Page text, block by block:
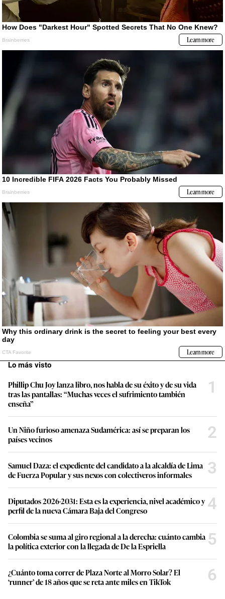
Lo más visto
Phillip Chu Joy lanza libro, nos habla de su éxito y de su vida
tras las pantallas: “Muchas veces el sufrimiento también
enseña”
1
Un Niño furioso amenaza Sudamérica: así se preparan los
países vecinos
2
Samuel Daza: el expediente del candidato a la alcaldía de Lima
de Fuerza Popular y sus nexos con colectiveros informales
3
Diputados 2026-2031: Esta es la experiencia, nivel académico y
perfil de la nueva Cámara Baja del Congreso
4
Colombia se suma al giro regional a la derecha: cuánto cambia
la política exterior con la llegada de De la Espriella
5
¿Cuánto toma correr de Plaza Norte al Morro Solar? El
‘runner’ de 18 años que se reta ante miles en TikTok
6